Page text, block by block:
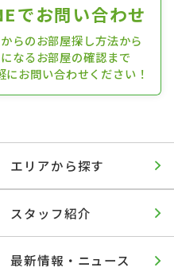
でお問い合わせ
らのお部屋探し方法から
なるお部屋の確認まで
にお問い合わせください！
エリアから探す
スタッフ紹介
最新情報・ニュース